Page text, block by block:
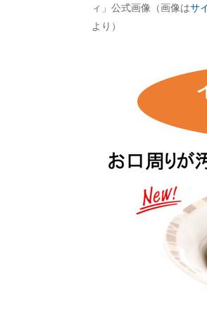
ィ」公式画像（画像はサ
より）